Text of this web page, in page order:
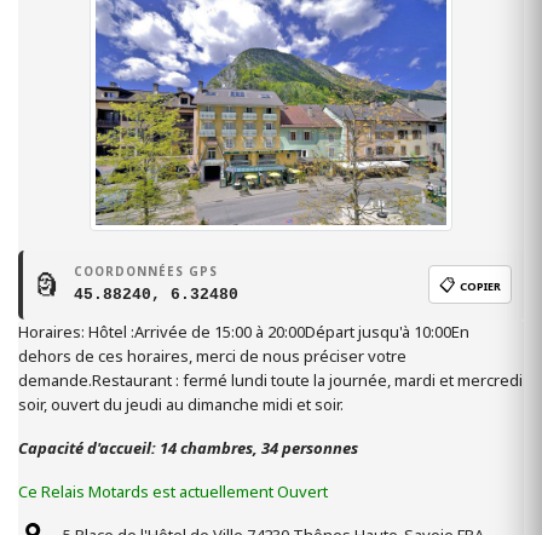
🗿 COORDONNÉES GPS
45.88240, 6.32480 📋 COPIER
Horaires: Hôtel :Arrivée de 15:00 à 20:00Départ jusqu'à 10:00En
dehors de ces horaires, merci de nous préciser votre
demande.Restaurant : fermé lundi toute la journée, mardi et mercredi
soir, ouvert du jeudi au dimanche midi et soir.
Capacité d'accueil: 14 chambres, 34 personnes
Ce Relais Motards est actuellement Ouvert